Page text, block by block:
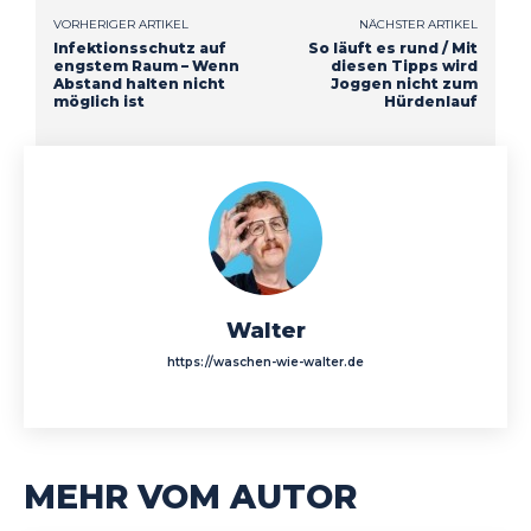
VORHERIGER ARTIKEL
Infektionsschutz auf
engstem Raum – Wenn
Abstand halten nicht
möglich ist
NÄCHSTER ARTIKEL
So läuft es rund / Mit
diesen Tipps wird
Joggen nicht zum
Hürdenlauf
Walter
https://waschen-wie-walter.de
MEHR VOM AUTOR